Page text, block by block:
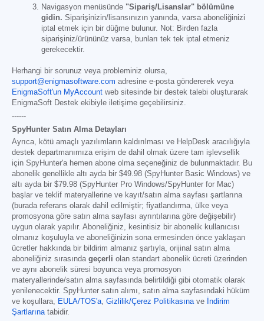
Navigasyon menüsünde "Sipariş/Lisanslar" bölümüne
gidin. Siparişinizin/lisansınızın yanında, varsa aboneliğinizi
iptal etmek için bir düğme bulunur. Not: Birden fazla
siparişiniz/ürününüz varsa, bunları tek tek iptal etmeniz
gerekecektir.
Herhangi bir sorunuz veya probleminiz olursa,
support@enigmasoftware.com adresine e-posta göndererek veya
EnigmaSoft'un MyAccount web sitesinde bir destek talebi oluşturarak
EnigmaSoft Destek ekibiyle iletişime geçebilirsiniz.
------
SpyHunter Satın Alma Detayları
Ayrıca, kötü amaçlı yazılımların kaldırılması ve HelpDesk aracılığıyla
destek departmanımıza erişim de dahil olmak üzere tam işlevsellik
için SpyHunter'a hemen abone olma seçeneğiniz de bulunmaktadır. Bu
abonelik genellikle altı ayda bir $49.98 (SpyHunter Basic Windows) ve
altı ayda bir $79.98 (SpyHunter Pro Windows/SpyHunter for Mac)
başlar ve teklif materyallerine ve kayıt/satın alma sayfası şartlarına
(burada referans olarak dahil edilmiştir; fiyatlandırma, ülke veya
promosyona göre satın alma sayfası ayrıntılarına göre değişebilir)
uygun olarak yapılır. Aboneliğiniz, kesintisiz bir abonelik kullanıcısı
olmanız koşuluyla ve aboneliğinizin sona ermesinden önce yaklaşan
ücretler hakkında bir bildirim almanız şartıyla, orijinal satın alma
aboneliğiniz sırasında geçerli olan standart abonelik ücreti üzerinden
ve aynı abonelik süresi boyunca veya promosyon
materyallerinde/satın alma sayfasında belirtildiği gibi otomatik olarak
yenilenecektir. SpyHunter satın alımı, satın alma sayfasındaki hüküm
ve koşullara, EULA/TOS'a, Gizlilik/Çerez Politikasınave İndirim
Şartlarınatabidir.